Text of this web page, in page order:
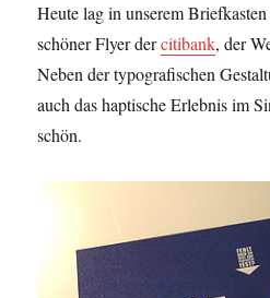
Heute lag in unserem
schöner Flyer dercitibank, der
Neben der typografischen
auch das haptische Erlebnis im
schön.